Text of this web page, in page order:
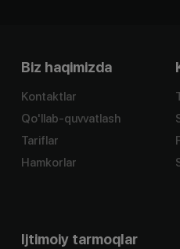
Biz haqimizda
Kontaktlar
Qo'llab-quvvatlash
Tariflar
Hamkorlar
Ijtimoiy tarmoqlar